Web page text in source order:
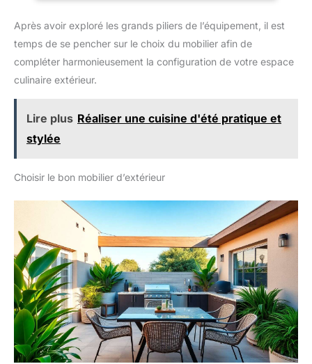
personnalisée.
Après avoir exploré les grands piliers de l’équipement, il est
temps de se pencher sur le choix du mobilier afin de
compléter harmonieusement la configuration de votre espace
culinaire extérieur.
Lire plus Réaliser une cuisine d'été pratique et
stylée
Choisir le bon mobilier d’extérieur